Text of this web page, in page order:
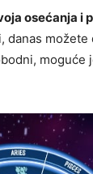
osećanja i
danas
moguće